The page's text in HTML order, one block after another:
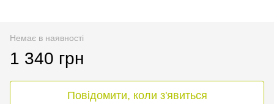
Немає в наявності
1 340 грн
Повідомити, коли з'явиться